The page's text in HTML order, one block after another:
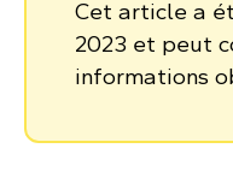
Cet article a
2023 et peut
informations